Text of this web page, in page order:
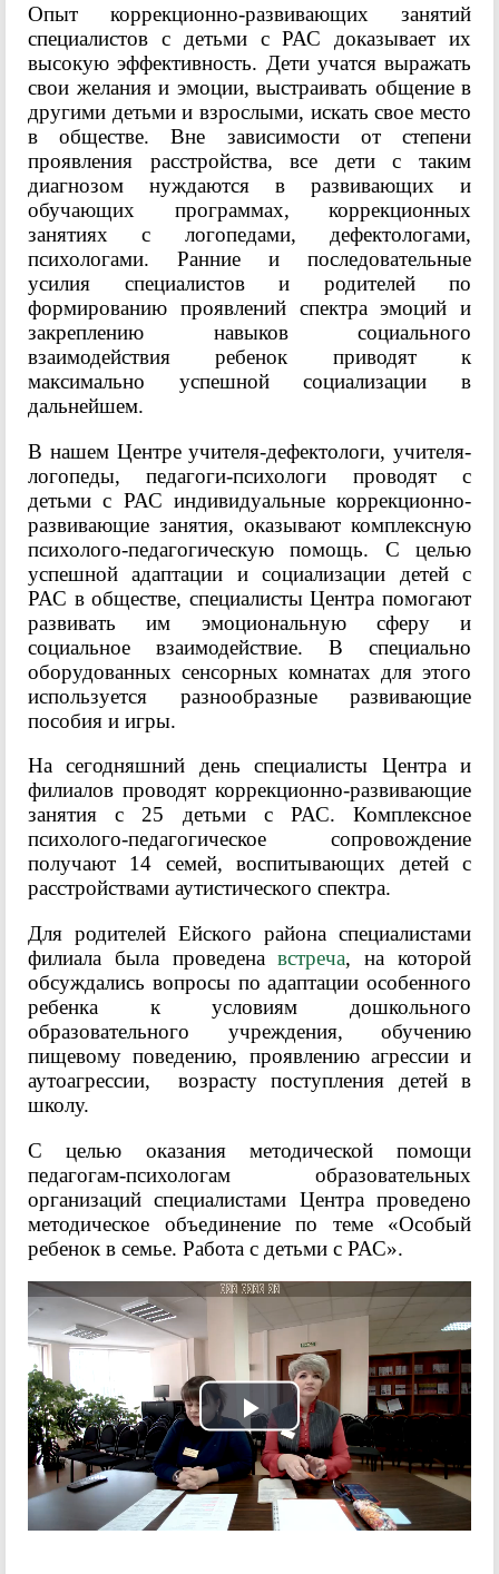
Опыт коррекционно-развивающих занятий
специалистов с детьми с РАС доказывает их
высокую эффективность. Дети учатся выражать
свои желания и эмоции, выстраивать общение в
другими детьми и взрослыми, искать свое место
в обществе. Вне зависимости от степени
проявления расстройства, все дети с таким
диагнозом нуждаются в развивающих и
обучающих программах, коррекционных
занятиях с логопедами, дефектологами,
психологами. Ранние и последовательные
усилия специалистов и родителей по
формированию проявлений спектра эмоций и
закреплению навыков социального
взаимодействия ребенок приводят к
максимально успешной социализации в
дальнейшем.
В нашем Центре учителя-дефектологи, учителя-
логопеды, педагоги-психологи проводят с
детьми с РАС индивидуальные коррекционно-
развивающие занятия, оказывают комплексную
психолого-педагогическую помощь. С целью
успешной адаптации и социализации детей с
РАС в обществе, специалисты Центра помогают
развивать им эмоциональную сферу и
социальное взаимодействие. В специально
оборудованных сенсорных комнатах для этого
используется разнообразные развивающие
пособия и игры.
На сегодняшний день специалисты Центра и
филиалов проводят коррекционно-развивающие
занятия с 25 детьми с РАС. Комплексное
психолого-педагогическое сопровождение
получают 14 семей, воспитывающих детей с
расстройствами аутистического спектра.
Для родителей Ейского района специалистами
филиала была проведенавстреча, на которой
обсуждались вопросы по адаптации особенного
ребенка к условиям дошкольного
образовательного учреждения, обучению
пищевому поведению, проявлению агрессии и
аутоагрессии, возрасту поступления детей в
школу.
С целью оказания методической помощи
педагогам-психологам образовательных
организаций специалистами Центра проведено
методическое объединение по теме «Особый
ребенок в семье. Работа с детьми с РАС».
Play
Video